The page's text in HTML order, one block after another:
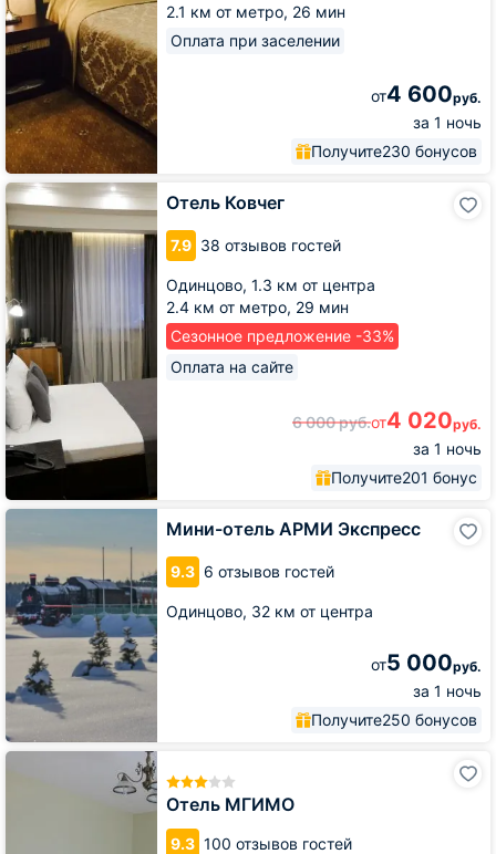
2.1 км от метро, 26 мин
Оплата при заселении
от4 600руб.
за 1 ночь
Получите230 бонусов
Отель Ковчег
7.9 38 отзывов гостей
Одинцово, 1.3 км от центра
2.4 км от метро, 29 мин
Сезонное предложение -33%
Оплата на сайте
6 000руб.от4 020руб.
за 1 ночь
Получите201 бонус
Отель
Ковчег
Мини-отель АРМИ Экспресс
9.3 6 отзывов гостей
Одинцово, 32 км от центра
от5 000руб.
за 1 ночь
Получите250 бонусов
Мини-
Экспресс
Отель МГИМО
9.3 100 отзывов гостей
Отель